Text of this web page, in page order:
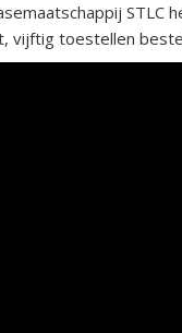
STLC
vijftig toestellen